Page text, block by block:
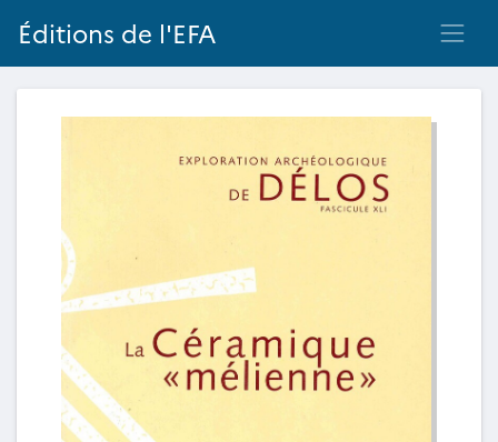
Éditions de l'EFA